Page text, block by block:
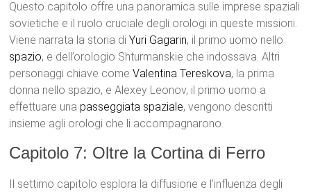
Questo capitolo offre una panoramica sulle imprese spaziali
sovietiche e il ruolo cruciale degli orologi in queste missioni.
Viene narrata la storia diYuri Gagarin, il primo uomo nello
spazio, e dell’orologio Shturmanskie che indossava. Altri
personaggi chiave comeValentina Tereskova, la prima
donna nello spazio, e Alexey Leonov, il primo uomo a
effettuare una passeggiata spaziale, vengono descritti
insieme agli orologi che li accompagnarono.
Capitolo 7: Oltre la Cortina di Ferro
Il settimo capitolo esplora la diffusione e l’influenza degli